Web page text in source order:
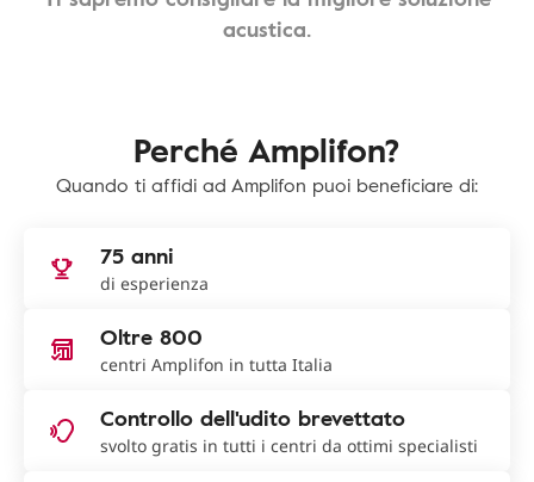
acustica.
Perché Amplifon?
Quando ti affidi ad Amplifon puoi beneficiare di:
75 anni
di esperienza
Oltre 800
centri Amplifon in tutta Italia
Controllo dell'udito brevettato
svolto gratis in tutti i centri da ottimi specialisti